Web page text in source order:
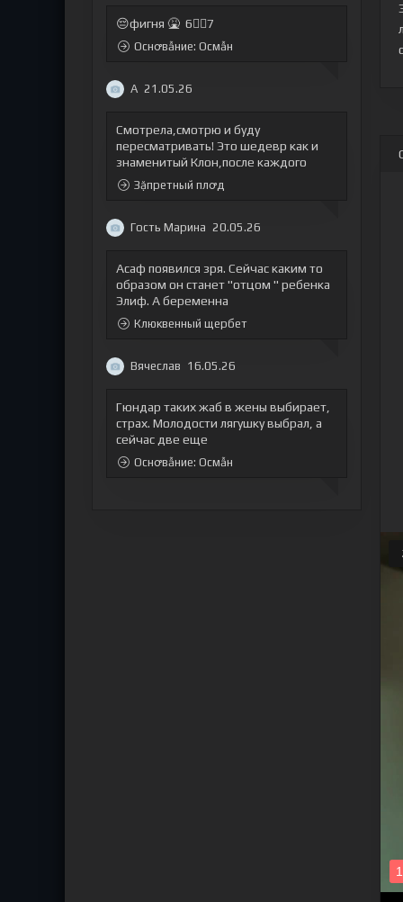
😔фигня 🤮 6🤷‍♂7
Оснꝍвẫние: Осмẫн
А 21.05.26
Смотрела,смотрю и буду
пересматривать! Это шедевр как и
знаменитый Клон,после каждого
Зặпретный плꝍд
Гость Марина 20.05.26
Асаф появился зря. Сейчас каким то
образом он станет "отцом " ребенка
Элиф. А беременна
Клюквенный щербет
Вячеслав 16.05.26
Гюндар таких жаб в жены выбирает,
страх. Молодости лягушку выбрал, а
сейчас две еще
Оснꝍвẫние: Осмẫн